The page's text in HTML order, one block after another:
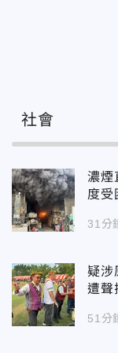
社會
濃煙
度受
31分
疑涉
遭聲
51分